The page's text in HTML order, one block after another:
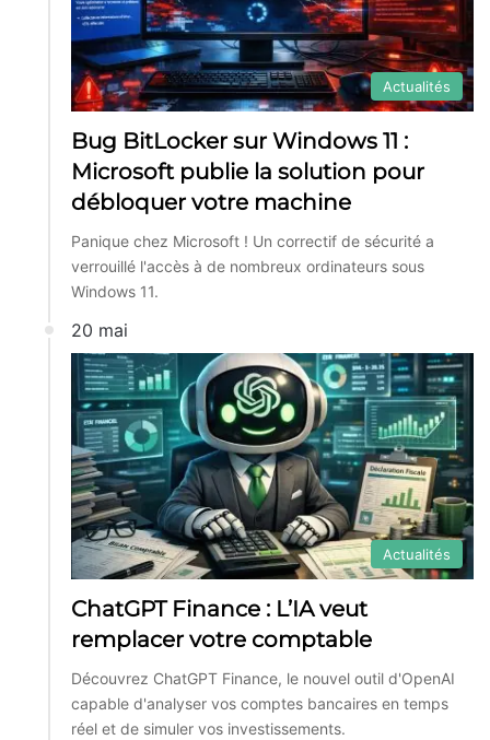
Actualités
Bug BitLocker sur Windows 11 :
Microsoft publie la solution pour
débloquer votre machine
Panique chez Microsoft ! Un correctif de sécurité a
verrouillé l'accès à de nombreux ordinateurs sous
Windows 11.
20 mai
Actualités
ChatGPT Finance : L’IA veut
remplacer votre comptable
Découvrez ChatGPT Finance, le nouvel outil d'OpenAI
capable d'analyser vos comptes bancaires en temps
réel et de simuler vos investissements.